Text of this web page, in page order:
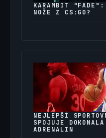
KARAMBIT "FADE":
NOŽE Z CS:GO?
NEJLEPŠÍ
SPOJUJE
ADRENALIN